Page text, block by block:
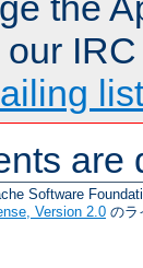
are
Software
Version 2.0 のラ